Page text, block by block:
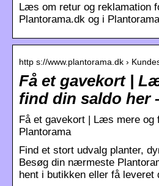
Læs om retur og reklamation
Plantorama.dk og i
http s://www.plantorama.dk ›
Få et gavekort |
find din saldo her
Få et gavekort | Læs mere og
Plantorama
Find et stort udvalg planter,
Besøg din nærmeste
hent i butikken eller få leveret